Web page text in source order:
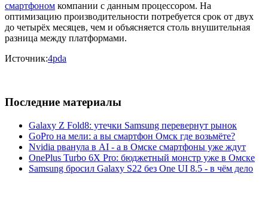
смартфоном компании с данным процессором. На
оптимизацию производительности потребуется срок от двух
до четырёх месяцев, чем и объясняется столь внушительная
разница между платформами.
Источник:4pda
Последние материалы
Galaxy Z Fold8: утечки Samsung перевернут рынок
GoPro на мели: а вы смартфон Омск где возьмёте?
Nvidia рванула в AI - а в Омске смартфоны уже ждут
OnePlus Turbo 6X Pro: бюджетный монстр уже в Омске
Samsung бросил Galaxy S22 без One UI 8.5 - в чём дело